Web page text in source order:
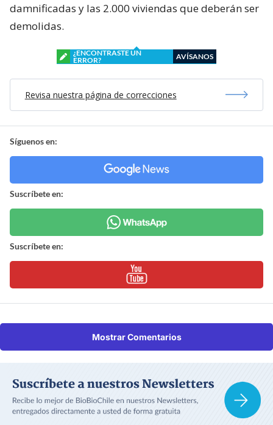
damnificadas y las 2.000 viviendas que deberán ser
demolidas.
¿ENCONTRASTE UN
ERROR?
AVÍSANOS
Revisa nuestra página de correcciones
Síguenos en:
Suscríbete en:
Suscríbete en:
Mostrar Comentarios